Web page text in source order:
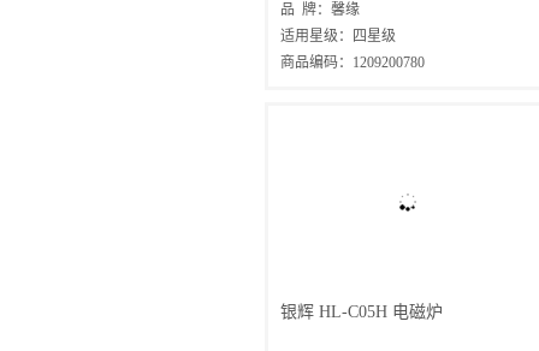
品 牌：馨缘
适用星级：四星级
商品编码：1209200780
银辉 HL-C05H 电磁炉